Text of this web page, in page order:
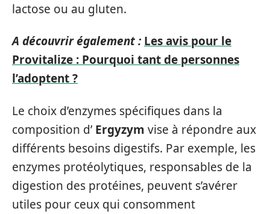
lactose ou au gluten.
A découvrir également : Les avis pour le
Provitalize : Pourquoi tant de personnes
l’adoptent ?
Le choix d’enzymes spécifiques dans la
composition d’ Ergyzym vise à répondre aux
différents besoins digestifs. Par exemple, les
enzymes protéolytiques, responsables de la
digestion des protéines, peuvent s’avérer
utiles pour ceux qui consomment